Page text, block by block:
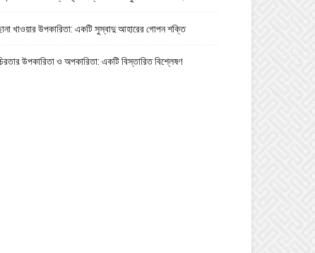
খাওয়ার উপকারিতা: একটি সুস্বাদু আহারের গোপন শক্তি
উপকারিতা ও অপকারিতা: একটি বিস্তারিত বিশ্লেষণ